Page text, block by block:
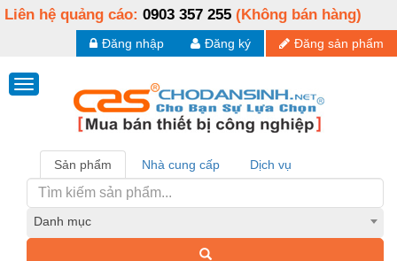
Liên hệ quảng cáo: 0903 357 255 (Không bán hàng)
Đăng sản phẩm
Đăng ký
Đăng nhập
Sản phẩm Nhà cung cấp Dịch vụ
Danh mục